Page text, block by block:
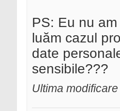
PS: Eu nu
luăm cazul
date
sensibile???
Ultima